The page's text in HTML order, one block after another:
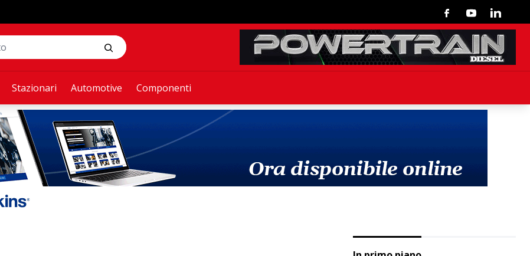
Stazionari Automotive Componenti
FacebookYoutubeLinkedin